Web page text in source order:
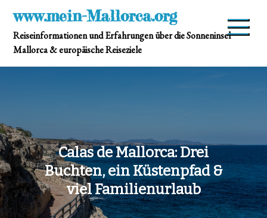
content
www.mein-Mallorca.org
Reiseinformationen und Erfahrungen über die Sonneninsel
Mallorca & europäische Reiseziele
Calas de Mallorca: Drei
Buchten, ein Küstenpfad &
viel Familienurlaub